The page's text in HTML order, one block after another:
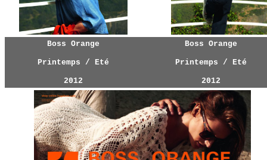
Boss Orange
Printemps / Eté
2012
Boss Orange
Printemps / Eté
2012